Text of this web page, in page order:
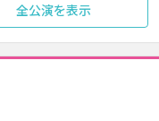
全公演を表示